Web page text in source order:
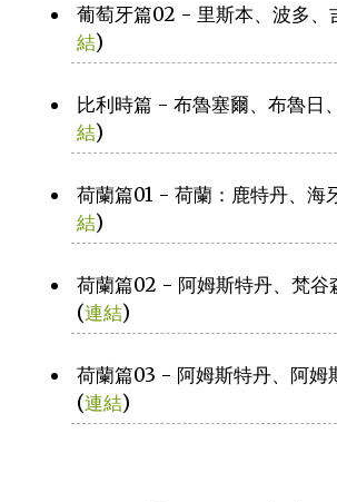
葡萄牙篇02 - 里斯本、波多、
結)
比利時篇 - 布魯塞爾、布魯日
結)
荷蘭篇01 - 荷蘭：鹿特丹、海
結)
荷蘭篇02 - 阿姆斯特丹、梵谷
(連結)
荷蘭篇03 - 阿姆斯特丹、阿
(連結)